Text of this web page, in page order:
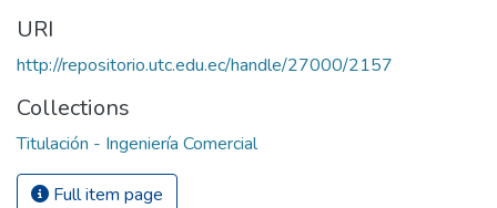
URI
http://repositorio.utc.edu.ec/handle/27000/2157
Collections
Titulación - Ingeniería Comercial
Full item page